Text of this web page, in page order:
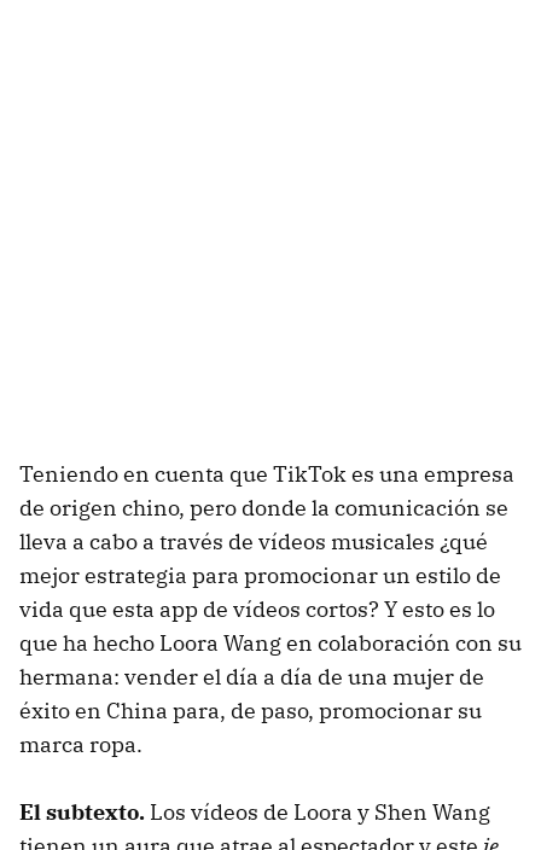
Teniendo en cuenta que TikTok es una empresa
de origen chino, pero donde la comunicación se
lleva a cabo a través de vídeos musicales ¿qué
mejor estrategia para promocionar un estilo de
vida que esta app de vídeos cortos? Y esto es lo
que ha hecho Loora Wang en colaboración con su
hermana: vender el día a día de una mujer de
éxito en China para, de paso, promocionar su
marca ropa.
El subtexto. Los vídeos de Loora y Shen Wang